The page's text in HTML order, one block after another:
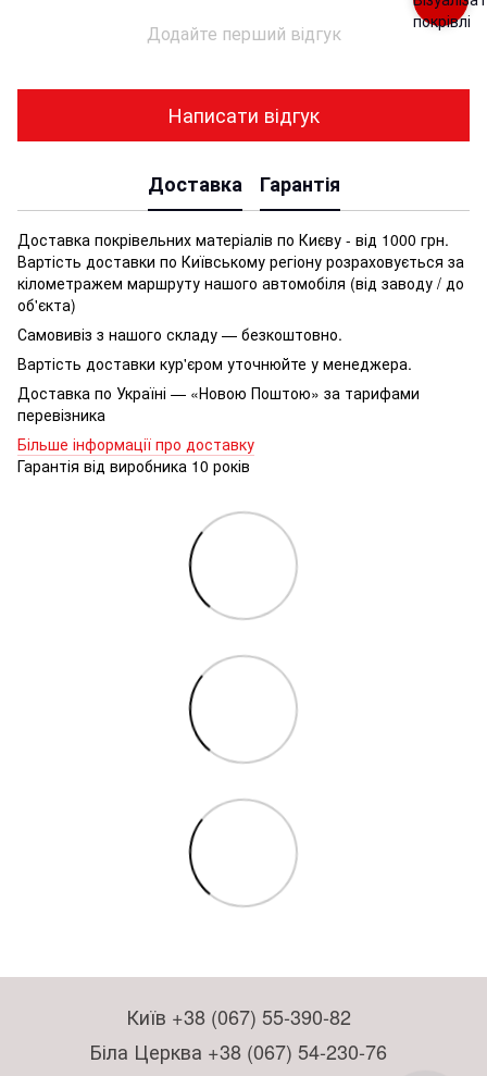
Додайте перший відгук
Написати відгук
Доставка Гарантія
Доставка покрівельних матеріалів по Києву - від 1000 грн.
Вартість доставки по Київському регіону розраховується за
кілометражем маршруту нашого автомобіля (від заводу / до
об'єкта)
Самовивіз з нашого складу — безкоштовно.
Вартість доставки кур'єром уточнюйте у менеджера.
Доставка по Україні — «Новою Поштою» за тарифами
перевізника
Більше інформації про доставку
Гарантія від виробника 10 років
Київ +38 (067) 55-390-82
Біла Церква +38 (067) 54-230-76